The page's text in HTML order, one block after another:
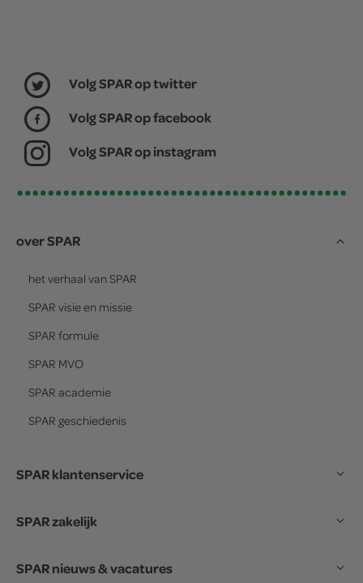
Volg SPAR op twitter
Volg SPAR op facebook
Volg SPAR op instagram
over SPAR
het verhaal van SPAR
SPAR visie en missie
SPAR formule
SPAR MVO
SPAR academie
SPAR geschiedenis
SPAR klantenservice
SPAR zakelijk
SPAR nieuws & vacatures